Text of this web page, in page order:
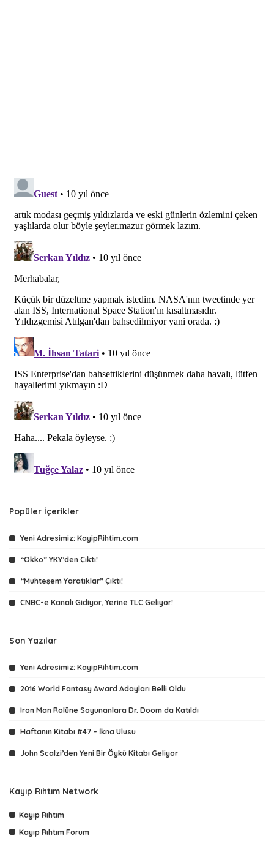
Popüler İçerikler
Yeni Adresimiz: KayipRihtim.com
“Okko” YKY’den Çıktı!
“Muhteşem Yaratıklar” Çıktı!
CNBC-e Kanalı Gidiyor, Yerine TLC Geliyor!
Son Yazılar
Yeni Adresimiz: KayipRihtim.com
2016 World Fantasy Award Adayları Belli Oldu
Iron Man Rolüne Soyunanlara Dr. Doom da Katıldı
Haftanın Kitabı #47 – İkna Ulusu
John Scalzi’den Yeni Bir Öykü Kitabı Geliyor
Kayıp Rıhtım Network
Kayıp Rıhtım
Kayıp Rıhtım Forum